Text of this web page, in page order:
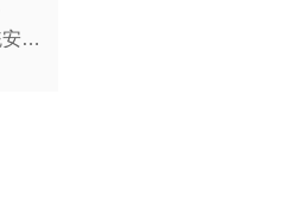
Win7/Win8.1/Win10系統安裝CAB更新包最簡單的方法